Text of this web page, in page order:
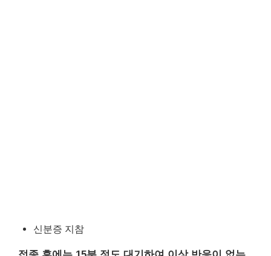
신분증 지참